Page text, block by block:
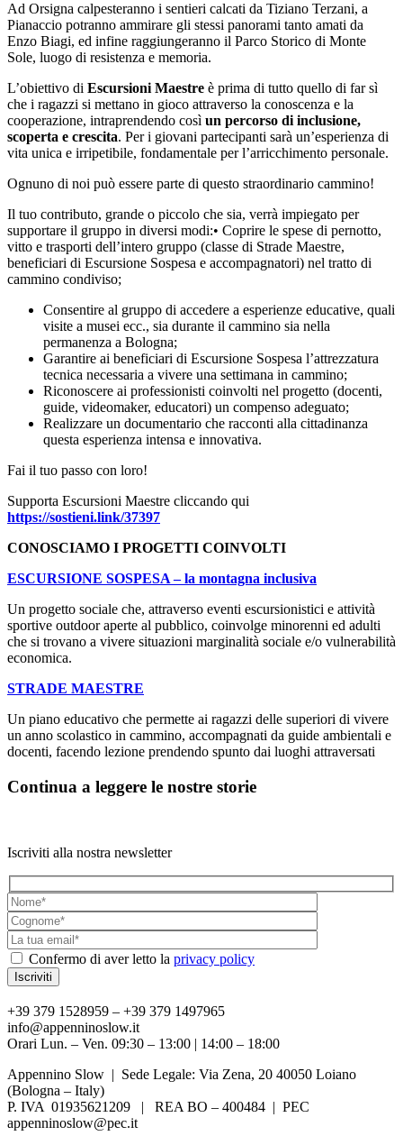
Ad Orsigna calpesteranno i sentieri calcati da Tiziano Terzani, a
Pianaccio potranno ammirare gli stessi panorami tanto amati da
Enzo Biagi, ed infine raggiungeranno il Parco Storico di Monte
Sole, luogo di resistenza e memoria.
L’obiettivo di Escursioni Maestre è prima di tutto quello di far sì
che i ragazzi si mettano in gioco attraverso la conoscenza e la
cooperazione, intraprendendo così un percorso di inclusione,
scoperta e crescita. Per i giovani partecipanti sarà un’esperienza di
vita unica e irripetibile, fondamentale per l’arricchimento personale.
Ognuno di noi può essere parte di questo straordinario cammino!
Il tuo contributo, grande o piccolo che sia, verrà impiegato per
supportare il gruppo in diversi modi:• Coprire le spese di pernotto,
vitto e trasporti dell’intero gruppo (classe di Strade Maestre,
beneficiari di Escursione Sospesa e accompagnatori) nel tratto di
cammino condiviso;
Consentire al gruppo di accedere a esperienze educative, quali
visite a musei ecc., sia durante il cammino sia nella
permanenza a Bologna;
Garantire ai beneficiari di Escursione Sospesa l’attrezzatura
tecnica necessaria a vivere una settimana in cammino;
Riconoscere ai professionisti coinvolti nel progetto (docenti,
guide, videomaker, educatori) un compenso adeguato;
Realizzare un documentario che racconti alla cittadinanza
questa esperienza intensa e innovativa.
Fai il tuo passo con loro!
Supporta Escursioni Maestre cliccando qui
https://sostieni.link/37397
CONOSCIAMO I PROGETTI COINVOLTI
ESCURSIONE SOSPESA – la montagna inclusiva
Un progetto sociale che, attraverso eventi escursionistici e attività
sportive outdoor aperte al pubblico, coinvolge minorenni ed adulti
che si trovano a vivere situazioni marginalità sociale e/o vulnerabilità
economica.
STRADE MAESTRE
Un piano educativo che permette ai ragazzi delle superiori di vivere
un anno scolastico in cammino, accompagnati da guide ambientali e
docenti, facendo lezione prendendo spunto dai luoghi attraversati
Continua a leggere le nostre storie
Iscriviti alla nostra newsletter
Confermo di aver letto la privacy policy
+39 379 1528959 – +39 379 1497965
info@appenninoslow.it
Orari Lun. – Ven. 09:30 – 13:00 | 14:00 – 18:00
Appennino Slow | Sede Legale: Via Zena, 20 40050 Loiano
(Bologna – Italy)
P. IVA 01935621209 | REA BO – 400484 | PEC
appenninoslow@pec.it